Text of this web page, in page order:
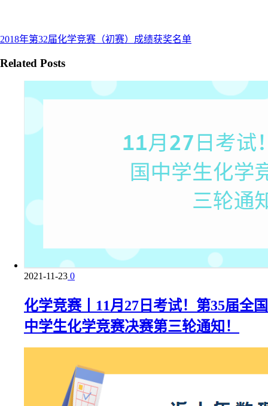
2018年第32届化学竞赛（初赛）成绩获奖名单
Related Posts
2021-11-23 0
化学竞赛丨11月27日考试！第35届全国
中学生化学竞赛决赛第三轮通知！